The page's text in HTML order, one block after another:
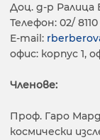
Доц. д-р Ралица
Телефон: 02/ 8110
E-mail:
офис: корпус 1,
Членове:
Проф. Гаро
космически